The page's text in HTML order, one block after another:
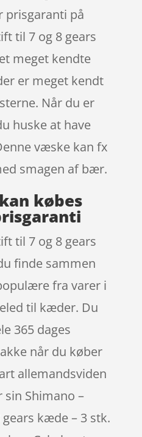
prisgaranti på
til 7 og 8 gears
meget kendte
er meget kendt
Når du er
huske at have
væske kan fx
smagen af bær.
købes
til 7 og 8 gears
finde sammen
fra varer i
til kæder. Du
365 dages
når du køber
allemandsviden
Shimano –
kæde – 3 stk.